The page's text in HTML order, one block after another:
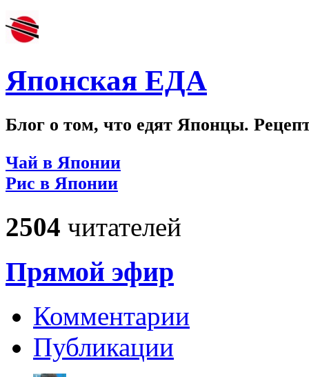
Японская ЕДА
Блог о том, что едят Японцы.
Чай в Японии
Рис в Японии
2504 читателей
Прямой эфир
Комментарии
Публикации